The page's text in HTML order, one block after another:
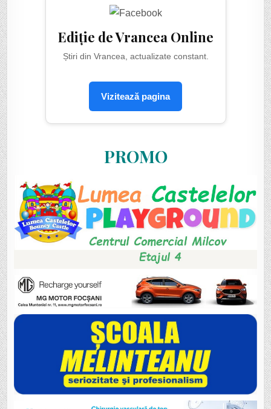
Ediție de Vrancea Online
Știri din Vrancea, actualizate constant.
Vizitează pagina
PROMO